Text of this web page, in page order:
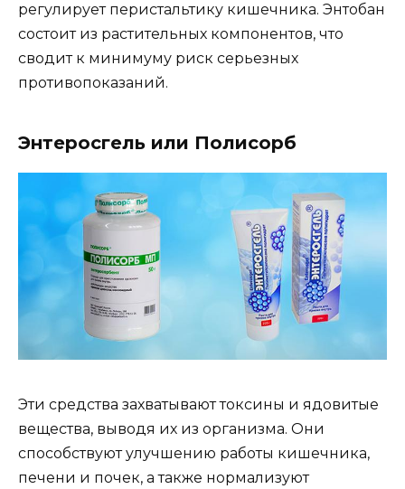
регулирует перистальтику кишечника. Энтобан
состоит из растительных компонентов, что
сводит к минимуму риск серьезных
противопоказаний.
Энтеросгель или Полисорб
Эти средства захватывают токсины и ядовитые
вещества, выводя их из организма. Они
способствуют улучшению работы кишечника,
печени и почек, а также нормализуют